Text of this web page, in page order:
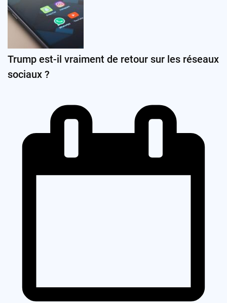
Trump est-il vraiment de retour sur les réseaux
sociaux ?